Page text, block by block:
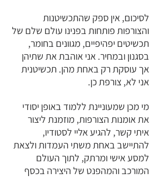
לסיכום, אין ספק שהתכשיטנות
והצורפות פותחות בפנינו עולם שלם של
תכשיטים יפהיפיים, מגוונים בחומר,
בסגנון ובמחיר. אני אוהבת את שתיהן
אך עוסקת רק באחת מהן. תכשיטנית
אני לא, צורפת כן.
מי מכן שמעוניינת ללמוד באופן יסודי
את אומנות הצורפות, מוזמנת ליצור
איתי קשר, להגיע אליי לסטודיו,
להתיישב באחת משתי העמדות ולצאת
למסע אישי ומרתק, לתוך העולם
המורכב והמהפנט של היצירה בכסף